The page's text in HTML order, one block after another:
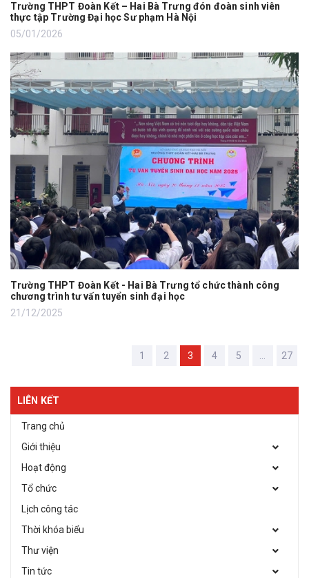
Trường THPT Đoàn Kết – Hai Bà Trưng đón đoàn sinh viên
thực tập Trường Đại học Sư phạm Hà Nội
05/01/2026
Trường THPT Đoàn Kết - Hai Bà Trưng tổ chức thành công
chương trình tư vấn tuyển sinh đại học
21/12/2025
1 2 3 4 5 27
LIÊN KẾT
Trang chủ
Giới thiệu
Hoạt động
Tổ chức
Lịch công tác
Thời khóa biểu
Thư viện
Tin tức